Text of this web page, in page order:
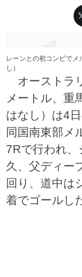
レーンとの初コンビで
し）
オーストラ
メートル、重
はなし）は4
同国南東部メ
7Rで行われ
久、父ディー
回り、道中は
着でゴールし